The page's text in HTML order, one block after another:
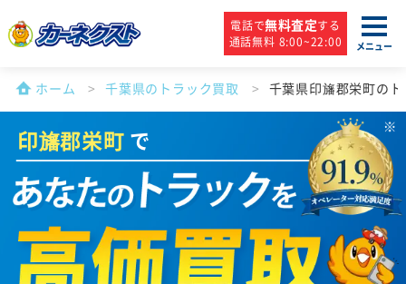
電話で無料査定する
通話無料 8:00~22:00
メニュー
ホーム 千葉県のトラック買取 千葉県印旛郡栄町の
印旛郡栄町 で